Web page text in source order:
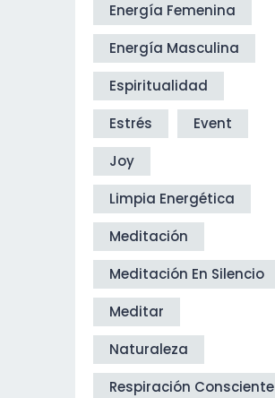
Energía Femenina
Energía Masculina
Espiritualidad
Estrés
Event
Joy
Limpia Energética
Meditación
Meditación En Silencio
Meditar
Naturaleza
Respiración Consciente